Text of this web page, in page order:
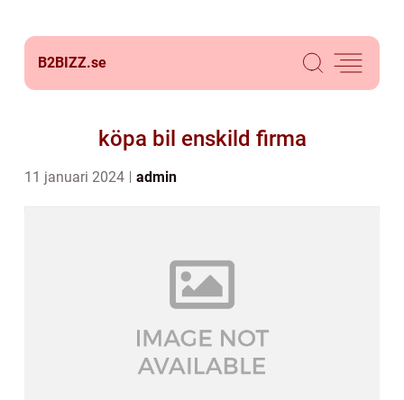
B2BIZZ.se
köpa bil enskild firma
11 januari 2024 admin